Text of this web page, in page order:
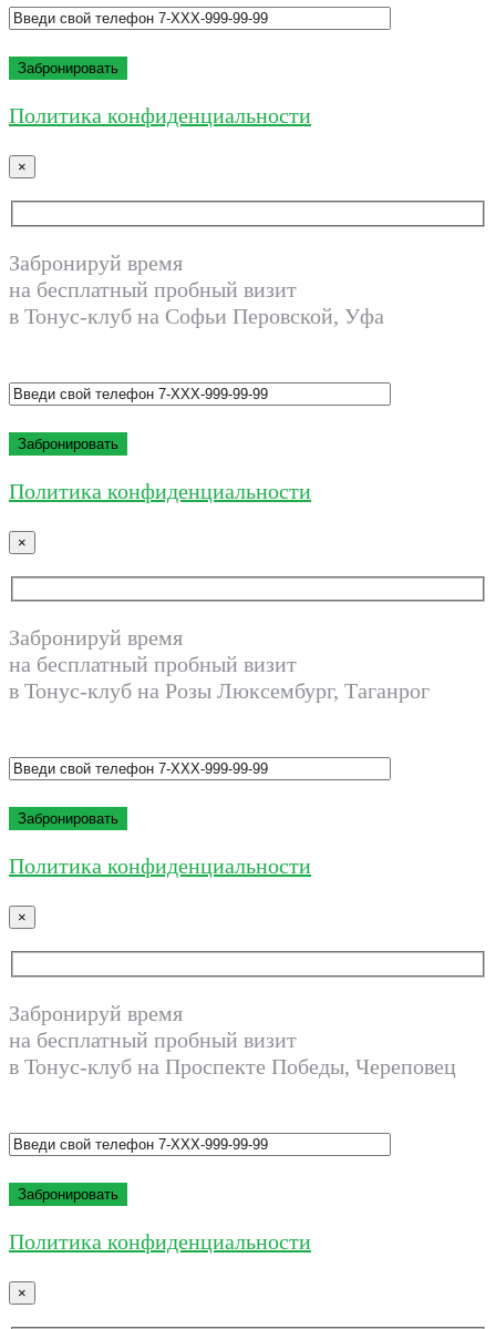
Политика конфиденциальности
×
Забронируй время
на бесплатный пробный визит
в Тонус-клуб на Софьи Перовской, Уфа
Политика конфиденциальности
×
Забронируй время
на бесплатный пробный визит
в Тонус-клуб на Розы Люксембург, Таганрог
Политика конфиденциальности
×
Забронируй время
на бесплатный пробный визит
в Тонус-клуб на Проспекте Победы, Череповец
Политика конфиденциальности
×